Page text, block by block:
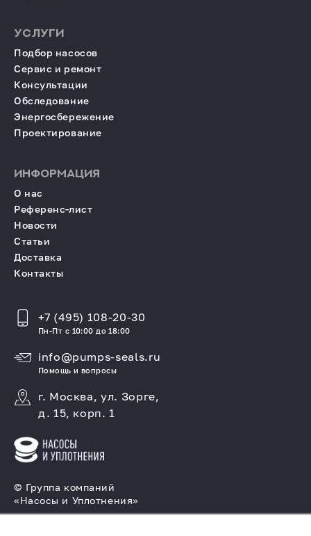
© Группа компаний
«Насосы и Уплотнения»
УСЛУГИ
Подбор насосов
Сервис и ремонт
Консультации
Обследование
Энергосбережение
Проектирование
ИНФОРМАЦИЯ
О нас
Референс-лист
Новости
Статьи
Доставка
Контакты
+7 (495) 108-20-30
Пн-Пт с 10:00 до 18:00
info@pumps-seals.ru
Помощь и вопросы
г. Москва, ул. Зорге,
д. 15, корп. 1